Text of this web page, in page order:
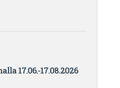
17.06.-17.08.2026